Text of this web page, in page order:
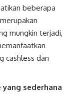
beberapa
mungkin terjadi,
cashless dan
sederhana